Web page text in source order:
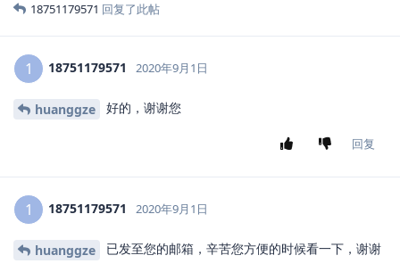
18751179571 回复了此帖
1 18751179571 2020年9月1日
huanggze 好的，谢谢您
回复
1 18751179571 2020年9月1日
huanggze 已发至您的邮箱，辛苦您方便的时候看一下，谢谢